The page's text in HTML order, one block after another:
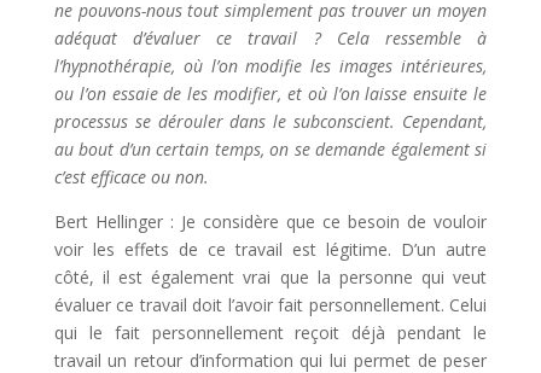
ne pouvons-nous tout simplement pas trouver un moyen
adéquat d’évaluer ce travail ? Cela ressemble à
l’hypnothérapie, où l’on modifie les images intérieures,
ou l’on essaie de les modifier, et où l’on laisse ensuite le
processus se dérouler dans le subconscient. Cependant,
au bout d’un certain temps, on se demande également si
c’est efficace ou non.
Bert Hellinger : Je considère que ce besoin de vouloir
voir les effets de ce travail est légitime. D’un autre
côté, il est également vrai que la personne qui veut
évaluer ce travail doit l’avoir fait personnellement. Celui
qui le fait personnellement reçoit déjà pendant le
travail un retour d’information qui lui permet de peser